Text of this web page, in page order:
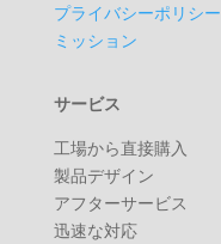
プライバシーポリシー
ミッション
サービス
工場から直接購入
製品デザイン
アフターサービス
迅速な対応